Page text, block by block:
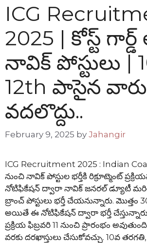
ICG
2025 | కోస్ట్
నావిక్ పోస్టులు |
12th పాసైన వారు
వదలొద్దు..
February 9, 2025 by Jahangir
ICG Recruitment 2025 : Indian
నుంచి నావిక్ పోస్టుల భర్తీకి రిక్రూట్మెంట్
నోటిఫికేషన్ ద్వారా నావిక్ జనరల్ డ్యూటీ
బ్రాంచ్ పోస్టులు భర్తీ చేయనున్నారు. మొత్తం
అయితే ఈ నోటిఫికేషన్ ద్వారా భర్తీ
ప్రక్రియ ఫిబ్రవరి 11 నుంచి ప్రారంభం
వరకు దరఖాస్తులు చేసుకోవచ్చు. 10వ